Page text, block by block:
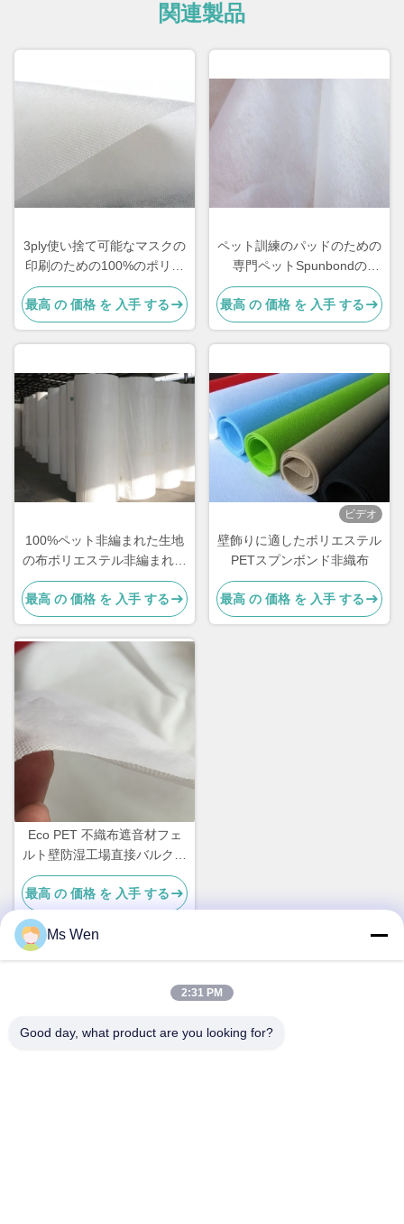
関連製品
3ply使い捨て可能なマスクの
印刷のための100%のポリエ
ステル ペットSpunbondの
Nonwovenの生地
最高 の 価格 を 入手 する
ペット訓練のパッドのための
専門ペットSpunbondの
Nonwovenの生地の反空電
最高 の 価格 を 入手 する
100%ペット非編まれた生地
の布ポリエステル非編まれた
生地色はカスタマイズした
最高 の 価格 を 入手 する
ビデオ
壁飾りに適したポリエステル
PETスプンボンド非織布
最高 の 価格 を 入手 する
Eco PET 不織布遮音材フェ
ルト壁防湿工場直接バルク供
給
最高 の 価格 を 入手 する
アドレス
Ms Wen
2:31 PM
Good day, what product are you looking for?